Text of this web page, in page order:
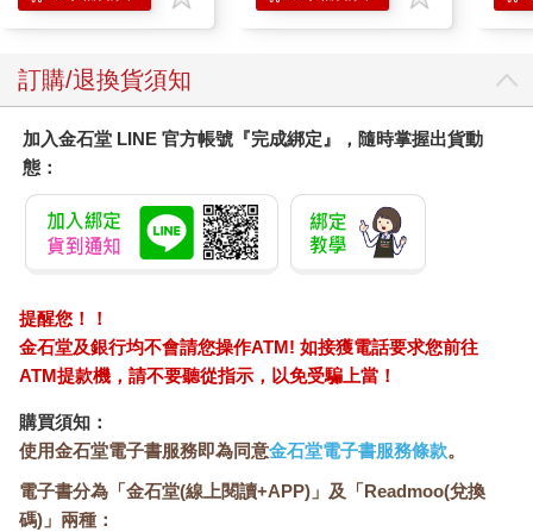
Storybook
訂購/退換貨須知
加入金石堂 LINE 官方帳號『完成綁定』，隨時掌握出貨動
態：
提醒您！！
金石堂及銀行均不會請您操作ATM! 如接獲電話要求您前往
ATM提款機，請不要聽從指示，以免受騙上當！
購買須知：
使用金石堂電子書服務即為同意金石堂電子書服務條款。
電子書分為「金石堂(線上閱讀+APP)」及「Readmoo(兌換
碼)」兩種：